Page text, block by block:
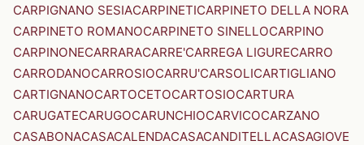
CARPIGNANO SESIACARPINETICARPINETO DELLA NORA
CARPINETO ROMANOCARPINETO SINELLOCARPINO
CARPINONECARRARACARRE'CARREGA LIGURECARRO
CARRODANOCARROSIOCARRU'CARSOLICARTIGLIANO
CARTIGNANOCARTOCETOCARTOSIOCARTURA
CARUGATECARUGOCARUNCHIOCARVICOCARZANO
CASABONACASACALENDACASACANDITELLACASAGIOVE